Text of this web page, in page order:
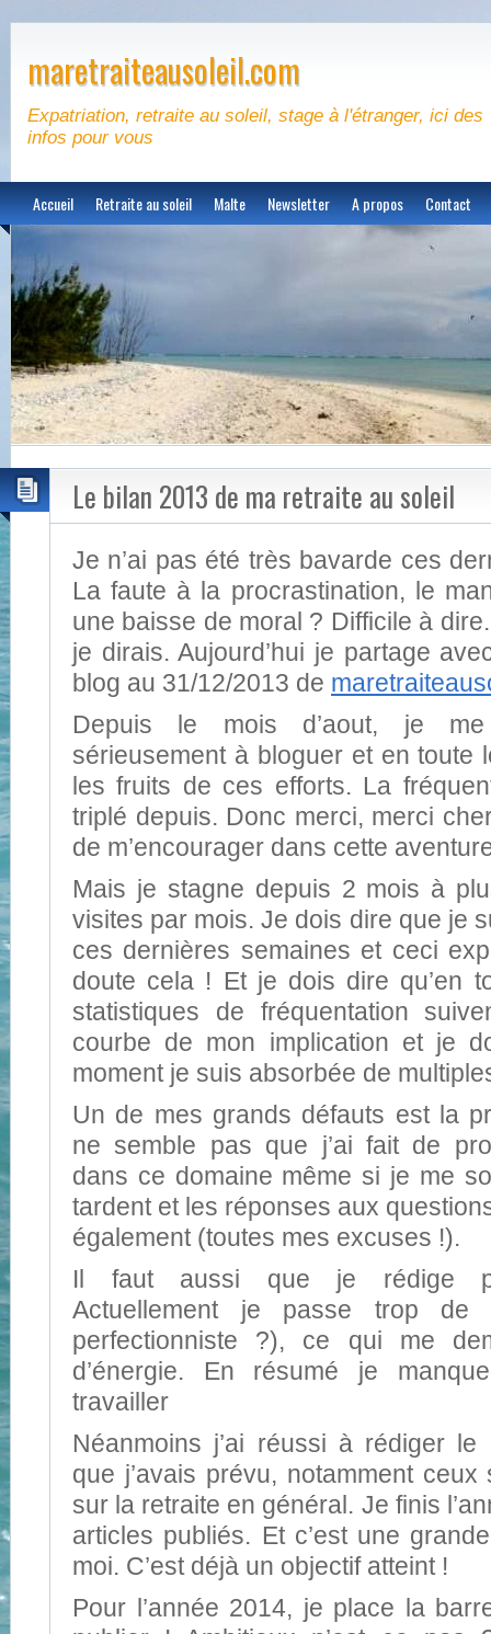
maretraiteausoleil.com
Expatriation, retraite au soleil, stage à l'étranger, ici des
infos pour vous
Accueil Retraite au soleil Malte Newsletter A propos Contact
Le bilan 2013 de ma retraite au soleil
Je n’ai pas été très bavarde ces
La faute à la procrastination, le
une baisse de moral ? Difficile à
je dirais. Aujourd’hui je partage
blog au 31/12/2013 de
Depuis le mois d’aout, je
sérieusement à bloguer et en toute
les fruits de ces efforts. La
triplé depuis. Donc merci, merci
de m’encourager dans cette
Mais je stagne depuis 2 mois à
visites par mois. Je dois dire que je
ces dernières semaines et ceci
doute cela ! Et je dois dire qu’en
statistiques de fréquentation
courbe de mon implication et je
moment je suis absorbée de
Un de mes grands défauts est la
ne semble pas que j’ai fait de
dans ce domaine même si je me
tardent et les réponses aux
également (toutes mes excuses !).
Il faut aussi que je rédige
Actuellement je passe trop de
perfectionniste ?), ce qui me
d’énergie. En résumé je
travailler
Néanmoins j’ai réussi à rédiger le
que j’avais prévu, notamment
sur la retraite en général. Je finis
articles publiés. Et c’est une
moi. C’est déjà un objectif atteint !
Pour l’année 2014, je place la